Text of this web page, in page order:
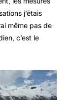
j’étais
même pas de
c’est le